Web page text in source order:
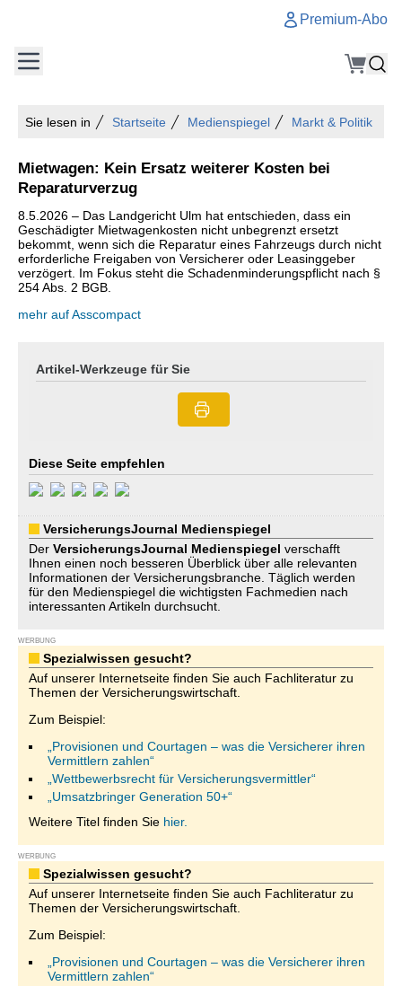
Premium-Abo
Sie lesen in Startseite Medienspiegel Markt & Politik
Mietwagen: Kein Ersatz weiterer Kosten bei
Reparaturverzug
8.5.2026 – Das Landgericht Ulm hat entschieden, dass ein
Geschädigter Mietwagenkosten nicht unbegrenzt ersetzt
bekommt, wenn sich die Reparatur eines Fahrzeugs durch nicht
erforderliche Freigaben von Versicherer oder Leasinggeber
verzögert. Im Fokus steht die Schadenminderungspflicht nach §
254 Abs. 2 BGB.
mehr auf Asscompact
Artikel-Werkzeuge für Sie
Diese Seite empfehlen
VersicherungsJournal Medienspiegel
Der VersicherungsJournal Medienspiegel verschafft
Ihnen einen noch besseren Überblick über alle relevanten
Informationen der Versicherungsbranche. Täglich werden
für den Medienspiegel die wichtigsten Fachmedien nach
interessanten Artikeln durchsucht.
WERBUNG
Spezialwissen gesucht?
Auf unserer Internetseite finden Sie auch Fachliteratur zu
Themen der Versicherungswirtschaft.
Zum Beispiel:
„Provisionen und Courtagen – was die Versicherer ihren
Vermittlern zahlen“
„Wettbewerbsrecht für Versicherungsvermittler“
„Umsatzbringer Generation 50+“
Weitere Titel finden Sie hier.
WERBUNG
Spezialwissen gesucht?
Auf unserer Internetseite finden Sie auch Fachliteratur zu
Themen der Versicherungswirtschaft.
Zum Beispiel:
„Provisionen und Courtagen – was die Versicherer ihren
Vermittlern zahlen“